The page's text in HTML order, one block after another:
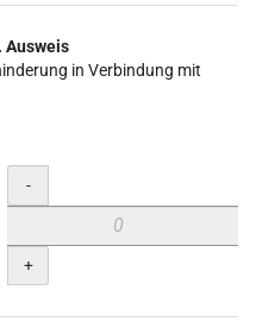
Ausweis
in Verbindung mit
Menge
-
+